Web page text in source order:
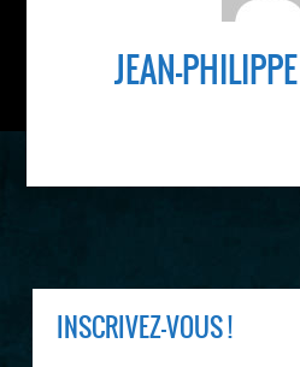
JEAN-
INSCRIVEZ-VOUS !